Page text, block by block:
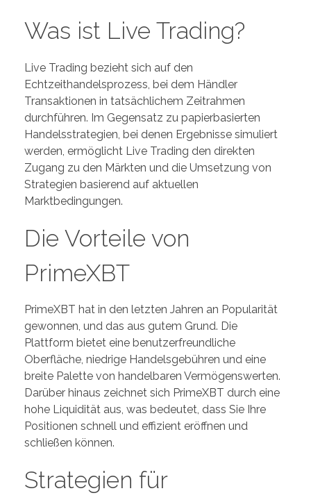
Was ist Live Trading?
Live Trading bezieht sich auf den
Echtzeithandelsprozess, bei dem Händler
Transaktionen in tatsächlichem Zeitrahmen
durchführen. Im Gegensatz zu papierbasierten
Handelsstrategien, bei denen Ergebnisse simuliert
werden, ermöglicht Live Trading den direkten
Zugang zu den Märkten und die Umsetzung von
Strategien basierend auf aktuellen
Marktbedingungen.
Die Vorteile von
PrimeXBT
PrimeXBT hat in den letzten Jahren an Popularität
gewonnen, und das aus gutem Grund. Die
Plattform bietet eine benutzerfreundliche
Oberfläche, niedrige Handelsgebühren und eine
breite Palette von handelbaren Vermögenswerten.
Darüber hinaus zeichnet sich PrimeXBT durch eine
hohe Liquidität aus, was bedeutet, dass Sie Ihre
Positionen schnell und effizient eröffnen und
schließen können.
Strategien für